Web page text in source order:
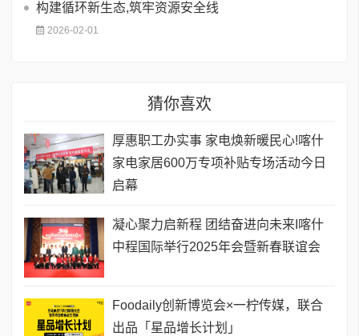
构建循环新生态,筑牢资源安全线
2026-02-01
猜你喜欢
厚惠职工办实事 家电焕新暖民心!喀什
家电家居600万专项补贴专场活动今日
启幕
凝心聚力启新程 团结奋进向未来I喀什
中程国际举行2025年会暨新春联谊会
Foodaily创新博览会×一柠传媒，联合
出品「星品增长计划」